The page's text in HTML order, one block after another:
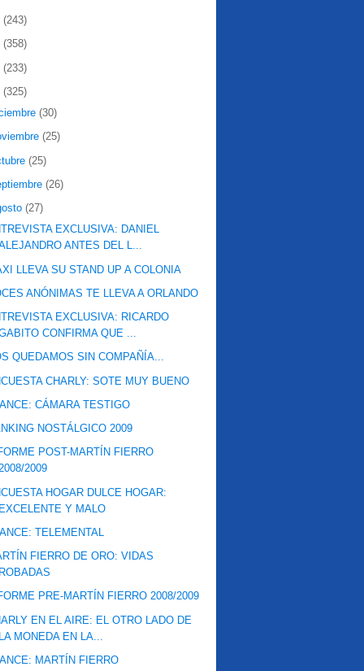
(243)
(358)
(233)
(325)
(30)
(25)
(25)
(26)
(27)
EXCLUSIVA: DANIEL
ANTES DEL L...
LLEVA SU STAND UP A COLONIA
ANÓNIMAS TE LLEVA A ORLANDO
EXCLUSIVA: RICARDO
CONFIRMA QUE ...
QUEDAMOS SIN COMPAÑÍA...
CHARLY: SOTE MUY BUENO
CÁMARA TESTIGO
NOSTÁLGICO 2009
POST-MARTÍN FIERRO
2009
HOGAR DULCE HOGAR:
Y MALO
TELEMENTAL
FIERRO DE ORO: VIDAS
PRE-MARTÍN FIERRO 2008/2009
EN EL AIRE: EL OTRO LADO DE
MONEDA EN LA...
MARTÍN FIERRO